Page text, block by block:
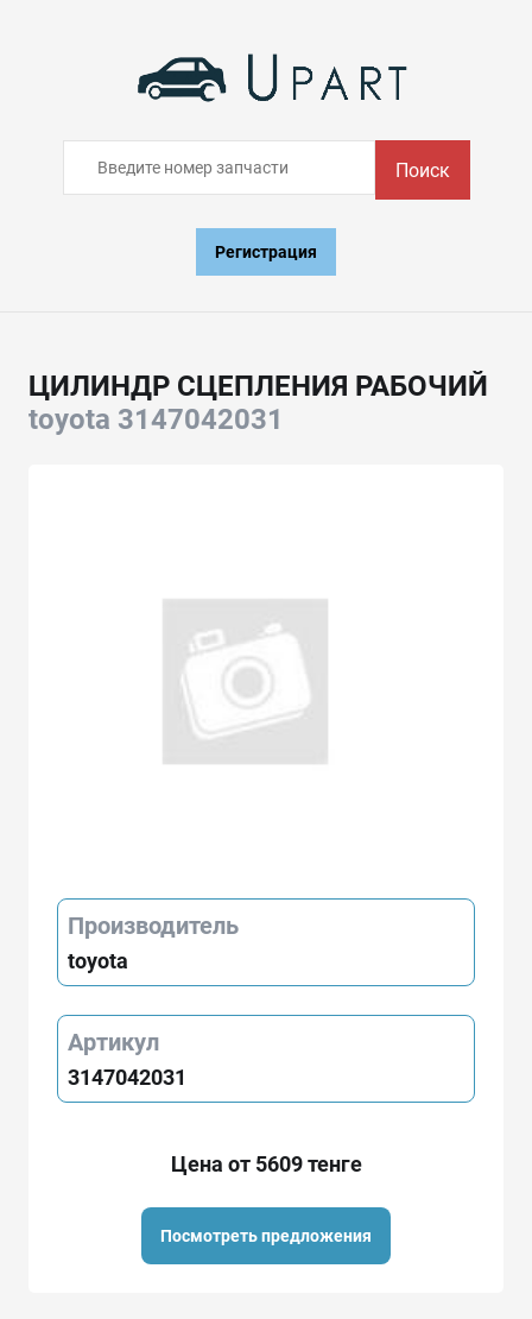
Поиск
Регистрация
ЦИЛИНДР СЦЕПЛЕНИЯ РАБОЧИЙ
toyota 3147042031
Производитель
toyota
Артикул
3147042031
Цена от 5609 тенге
Посмотреть предложения